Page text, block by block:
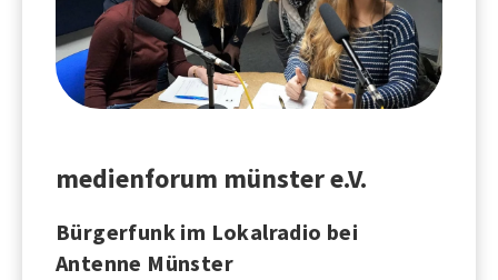
medienforum münster e.V.
Bürgerfunk im Lokalradio bei
Antenne Münster